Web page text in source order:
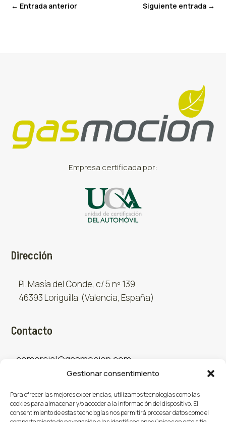
Gestionar consentimiento
Para ofrecer las mejores experiencias, utilizamos tecnologías como las
cookies para almacenar y/o acceder a la información del dispositivo. El
consentimiento de estas tecnologías nos permitirá procesar datos como el
← Entrada anterior Siguiente entrada→
Empresa certificada por:
Dirección
P.I. Masía del Conde, c/ 5 nº 139
46393 Loriguilla (Valencia, España)
Contacto
comercial@gasmocion.com